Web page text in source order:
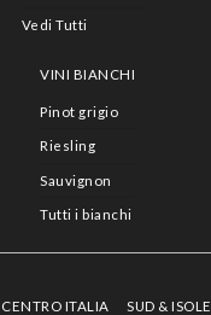
Vedi Tutti
VINI BIANCHI
Pinot grigio
Riesling
Sauvignon
Tutti i bianchi
CENTRO ITALIA SUD & ISOLE